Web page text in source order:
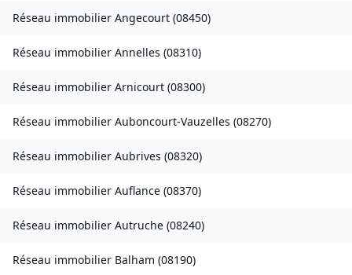
Réseau immobilier Angecourt (08450)
Réseau immobilier Annelles (08310)
Réseau immobilier Arnicourt (08300)
Réseau immobilier Auboncourt-Vauzelles (08270)
Réseau immobilier Aubrives (08320)
Réseau immobilier Auflance (08370)
Réseau immobilier Autruche (08240)
Réseau immobilier Balham (08190)